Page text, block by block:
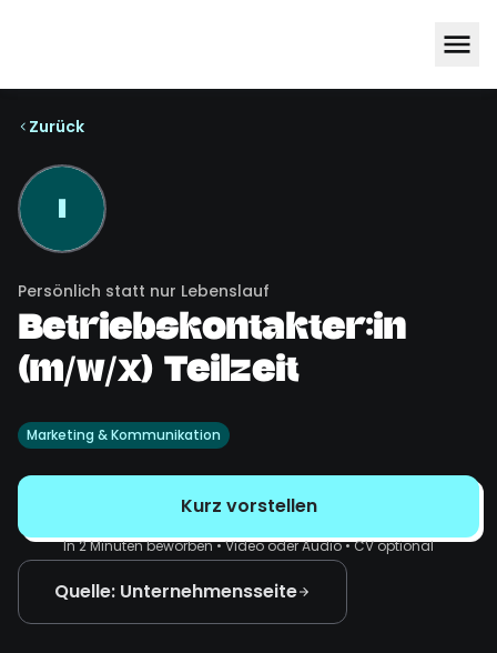
Zurück
I
Persönlich statt nur Lebenslauf
Betriebskontakter:in
(m/w/x) Teilzeit
Marketing & Kommunikation
Kurz vorstellen
In 2 Minuten beworben • Video oder Audio • CV optional
Quelle: Unternehmensseite